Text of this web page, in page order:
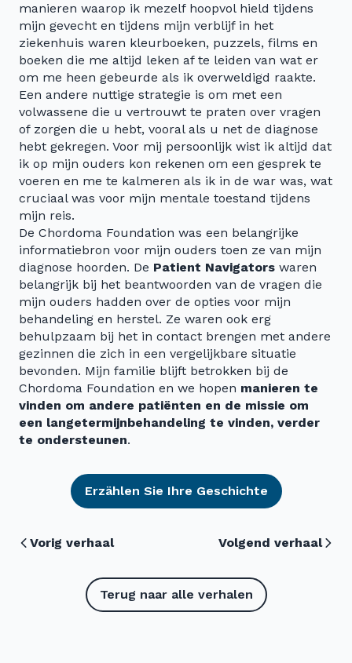
manieren waarop ik mezelf hoopvol hield tijdens
mijn gevecht en tijdens mijn verblijf in het
ziekenhuis waren kleurboeken, puzzels, films en
boeken die me altijd leken af te leiden van wat er
om me heen gebeurde als ik overweldigd raakte.
Een andere nuttige strategie is om met een
volwassene die u vertrouwt te praten over vragen
of zorgen die u hebt, vooral als u net de diagnose
hebt gekregen. Voor mij persoonlijk wist ik altijd dat
ik op mijn ouders kon rekenen om een gesprek te
voeren en me te kalmeren als ik in de war was, wat
cruciaal was voor mijn mentale toestand tijdens
mijn reis.
De Chordoma Foundation was een belangrijke
informatiebron voor mijn ouders toen ze van mijn
diagnose hoorden. De Patient Navigators waren
belangrijk bij het beantwoorden van de vragen die
mijn ouders hadden over de opties voor mijn
behandeling en herstel. Ze waren ook erg
behulpzaam bij het in contact brengen met andere
gezinnen die zich in een vergelijkbare situatie
bevonden. Mijn familie blijft betrokken bij de
Chordoma Foundation en we hopen manieren te
vinden om andere patiënten en de missie om
een langetermijnbehandeling te vinden, verder
te ondersteunen.
Erzählen Sie Ihre Geschichte
Vorig verhaal Volgend verhaal
Terug naar alle verhalen